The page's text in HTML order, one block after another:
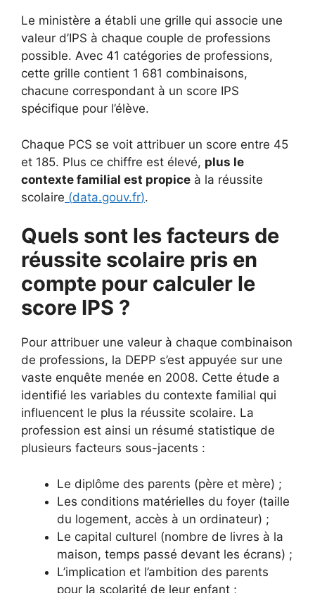
Le ministère a établi une grille qui associe une
valeur d’IPS à chaque couple de professions
possible. Avec 41 catégories de professions,
cette grille contient 1 681 combinaisons,
chacune correspondant à un score IPS
spécifique pour l’élève.
Chaque PCS se voit attribuer un score entre 45
et 185. Plus ce chiffre est élevé, plus le
contexte familial est propice à la réussite
scolaire (data.gouv.fr).
Quels sont les facteurs de
réussite scolaire pris en
compte pour calculer le
score IPS ?
Pour attribuer une valeur à chaque combinaison
de professions, la DEPP s’est appuyée sur une
vaste enquête menée en 2008. Cette étude a
identifié les variables du contexte familial qui
influencent le plus la réussite scolaire. La
profession est ainsi un résumé statistique de
plusieurs facteurs sous-jacents :
Le diplôme des parents (père et mère) ;
Les conditions matérielles du foyer (taille
du logement, accès à un ordinateur) ;
Le capital culturel (nombre de livres à la
maison, temps passé devant les écrans) ;
L’implication et l’ambition des parents
pour la scolarité de leur enfant ;